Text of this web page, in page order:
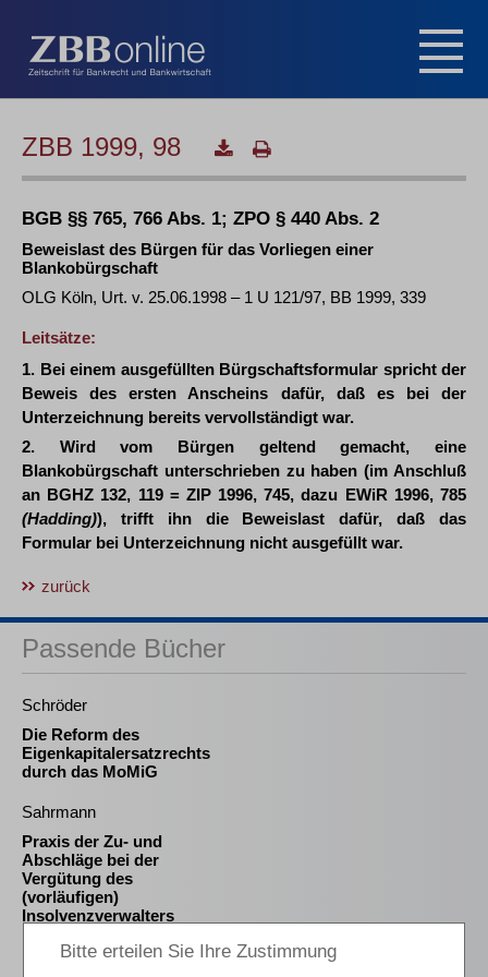
ZBB 1999, 98
BGB §§ 765, 766 Abs. 1; ZPO § 440 Abs. 2
Beweislast des Bürgen für das Vorliegen einer
Blankobürgschaft
OLG Köln, Urt. v. 25.06.1998 – 1 U 121/97, BB 1999, 339
Leitsätze:
1. Bei einem ausgefüllten Bürgschaftsformular spricht der
Beweis des ersten Anscheins dafür, daß es bei der
Unterzeichnung bereits vervollständigt war.
2. Wird vom Bürgen geltend gemacht, eine
Blankobürgschaft unterschrieben zu haben (im Anschluß
an BGHZ 132, 119 = ZIP 1996, 745, dazu EWiR 1996, 785
(Hadding)), trifft ihn die Beweislast dafür, daß das
Formular bei Unterzeichnung nicht ausgefüllt war.
zurück
Passende Bücher
Schröder
Die Reform des
Eigenkapitalersatzrechts
durch das MoMiG
Sahrmann
Praxis der Zu- und
Abschläge bei der
Vergütung des
(vorläufigen)
Insolvenzverwalters
Pötters LL.M. (Cambridge) / Krause / Mückl